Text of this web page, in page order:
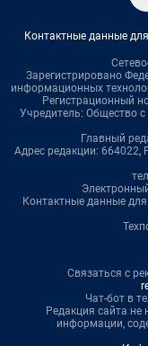
Контактные данные
Зарегистрировано
информационных
Регистрационный
Учредитель: Общество
Главный
Адрес редакции: 664022,
Контактные данные
Связаться с
Чат-бот в
Редакция сайта не
информации,